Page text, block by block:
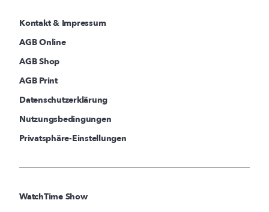
Kontakt & Impressum
AGB Online
AGB Shop
AGB Print
Datenschutzerklärung
Nutzungsbedingungen
Privatsphäre-Einstellungen
WatchTime Show